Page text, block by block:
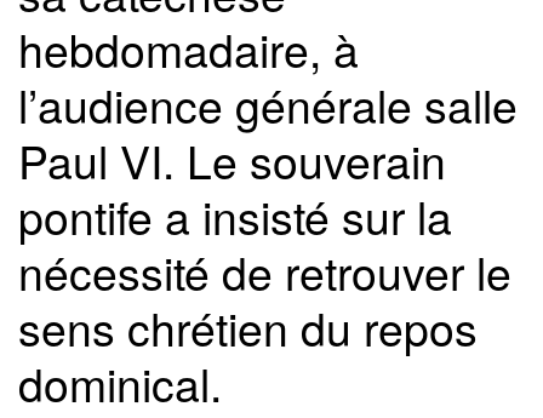
hebdomadaire, à
l’audience générale salle
Paul VI. Le souverain
pontife a insisté sur la
nécessité de retrouver le
sens chrétien du repos
dominical.